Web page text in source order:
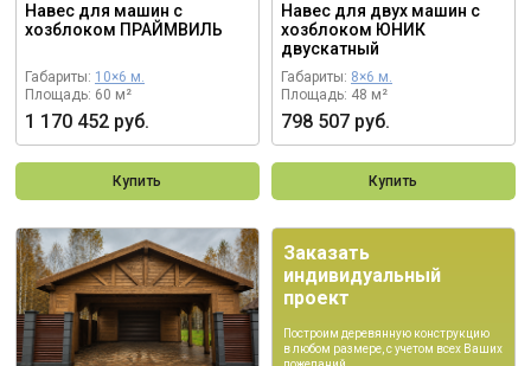
Навес для машин с
хозблоком ПРАЙМВИЛЬ
Габариты: 10×6 м.
Площадь: 60 м²
1 170 452 руб.
Купить
Навес для двух машин с
хозблоком ЮНИК
двускатный
Габариты: 8×6 м.
Площадь: 48 м²
798 507 руб.
Купить
Заказать
индивидуальный
проект
Построим деревянную конструкцию
в любом размере, с учетом всех Ваших